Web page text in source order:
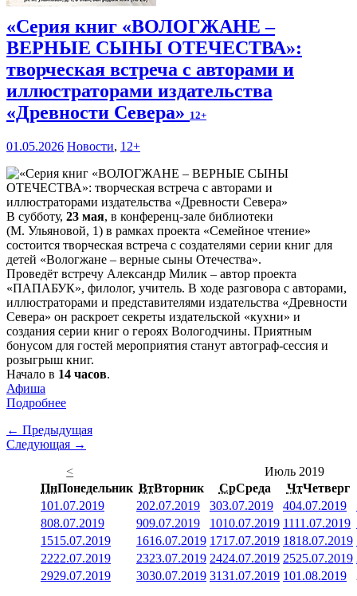
«Серия книг «ВОЛОГЖАНЕ –
ВЕРНЫЕ СЫНЫ ОТЕЧЕСТВА»:
творческая встреча с авторами и
иллюстраторами издательства
«Древности Севера» 12+
01.05.2026 Новости, 12+
В субботу, 23 мая, в конференц-зале библиотеки
(М. Ульяновой, 1) в рамках проекта «Семейное чтение»
состоится творческая встреча с создателями серии книг для
детей «Вологжане – верные сыны Отечества».
Проведёт встречу Александр Милик – автор проекта
«ПАПАБУК», филолог, учитель. В ходе разговора с авторами,
иллюстраторами и представителями издательства «Древности
Севера» он раскроет секреты издательской «кухни» и
создания серии книг о героях Вологодчины. Приятным
бонусом для гостей мероприятия станут автограф-сессия и
розыгрыш книг.
Начало в 14 часов.
Афиша
Подробнее
← Предыдущая
Следующая →
<
Июль 2019
ПнПонедельник ВтВторник СрСреда ЧтЧетверг
101.07.2019 202.07.2019 303.07.2019 404.07.2019
808.07.2019 909.07.2019 1010.07.2019 1111.07.2019
1515.07.2019 1616.07.2019 1717.07.2019 1818.07.2019
2222.07.2019 2323.07.2019 2424.07.2019 2525.07.2019
2929.07.2019 3030.07.2019 3131.07.2019 101.08.2019